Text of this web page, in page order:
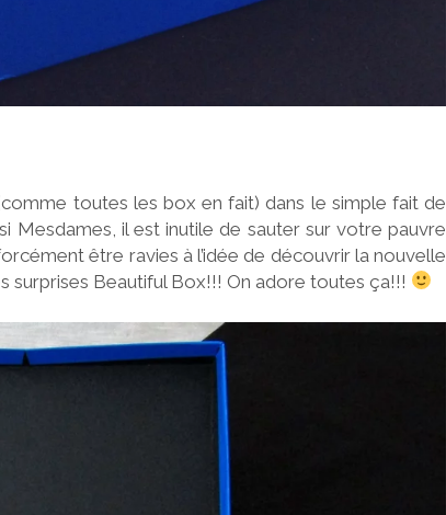
toutes les box en fait) dans le simple fait de
Mesdames, il est inutile de sauter sur votre pauvre
être ravies à l’idée de découvrir la nouvelle
surprises Beautiful Box!!! On adore toutes ça!!!